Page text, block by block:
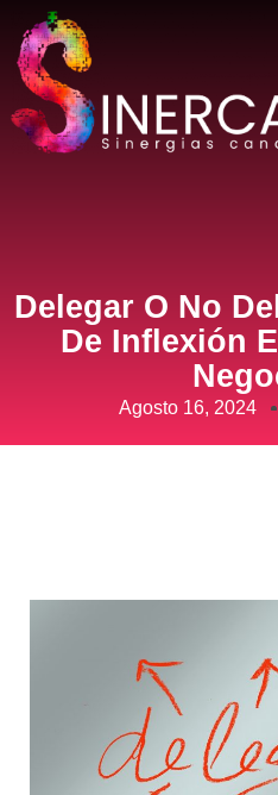
Delegar O No
De Inflexión
Agosto 16, 2024